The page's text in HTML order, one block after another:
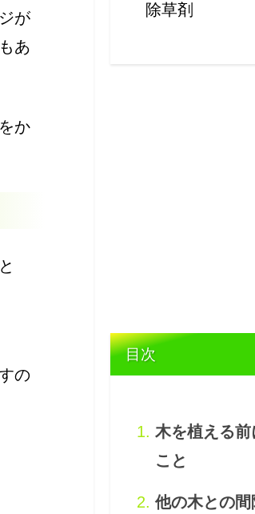
が
あ
か
と
の
除草剤
目次
木を植える
こと
他の木との